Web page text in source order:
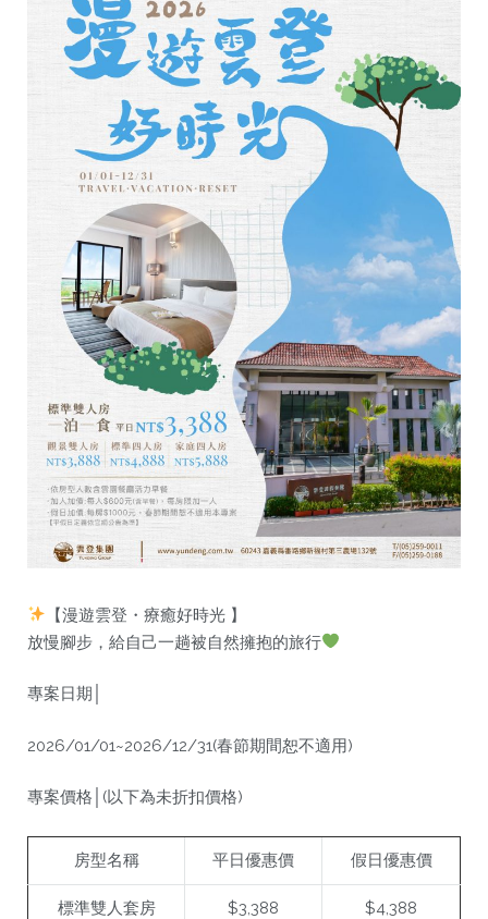
【漫遊雲登・療癒好時光 】
放慢腳步，給自己一趟被自然擁抱的旅行
專案日期│
2026/01/01~2026/12/31(春節期間恕不適用)
專案價格│(以下為未折扣價格)
房型名稱 平日優惠價 假日優惠價
標準雙人套房 $3,388 $4,388